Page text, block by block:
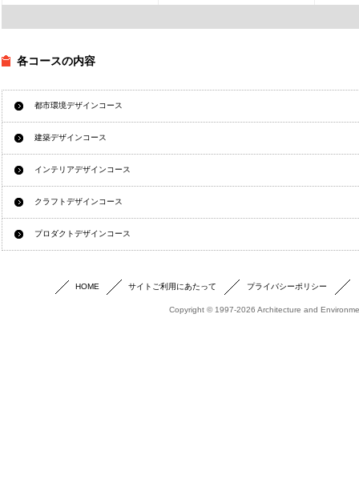
各コースの内容
都市環境デザインコース
建築デザインコース
インテリアデザインコース
クラフトデザインコース
プロダクトデザインコース
HOME サイトご利用にあたって プライバシーポリシー
Copyright © 1997-2026 Architecture and